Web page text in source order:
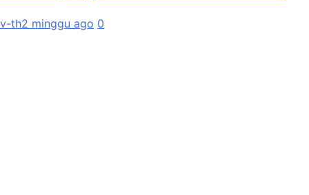
v-th2 minggu ago 0